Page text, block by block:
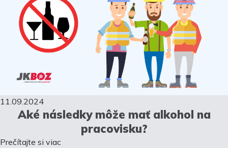
11.09.2024
Aké následky môže mať alkohol na
pracovisku?
Prečítajte si viac